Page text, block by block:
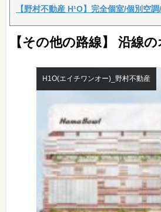
特徴でさがす
【野村不動産 H¹O】完全個室/個別空
【その他の路線】 沿線
H1O(エイチワンオー)_野村不動産